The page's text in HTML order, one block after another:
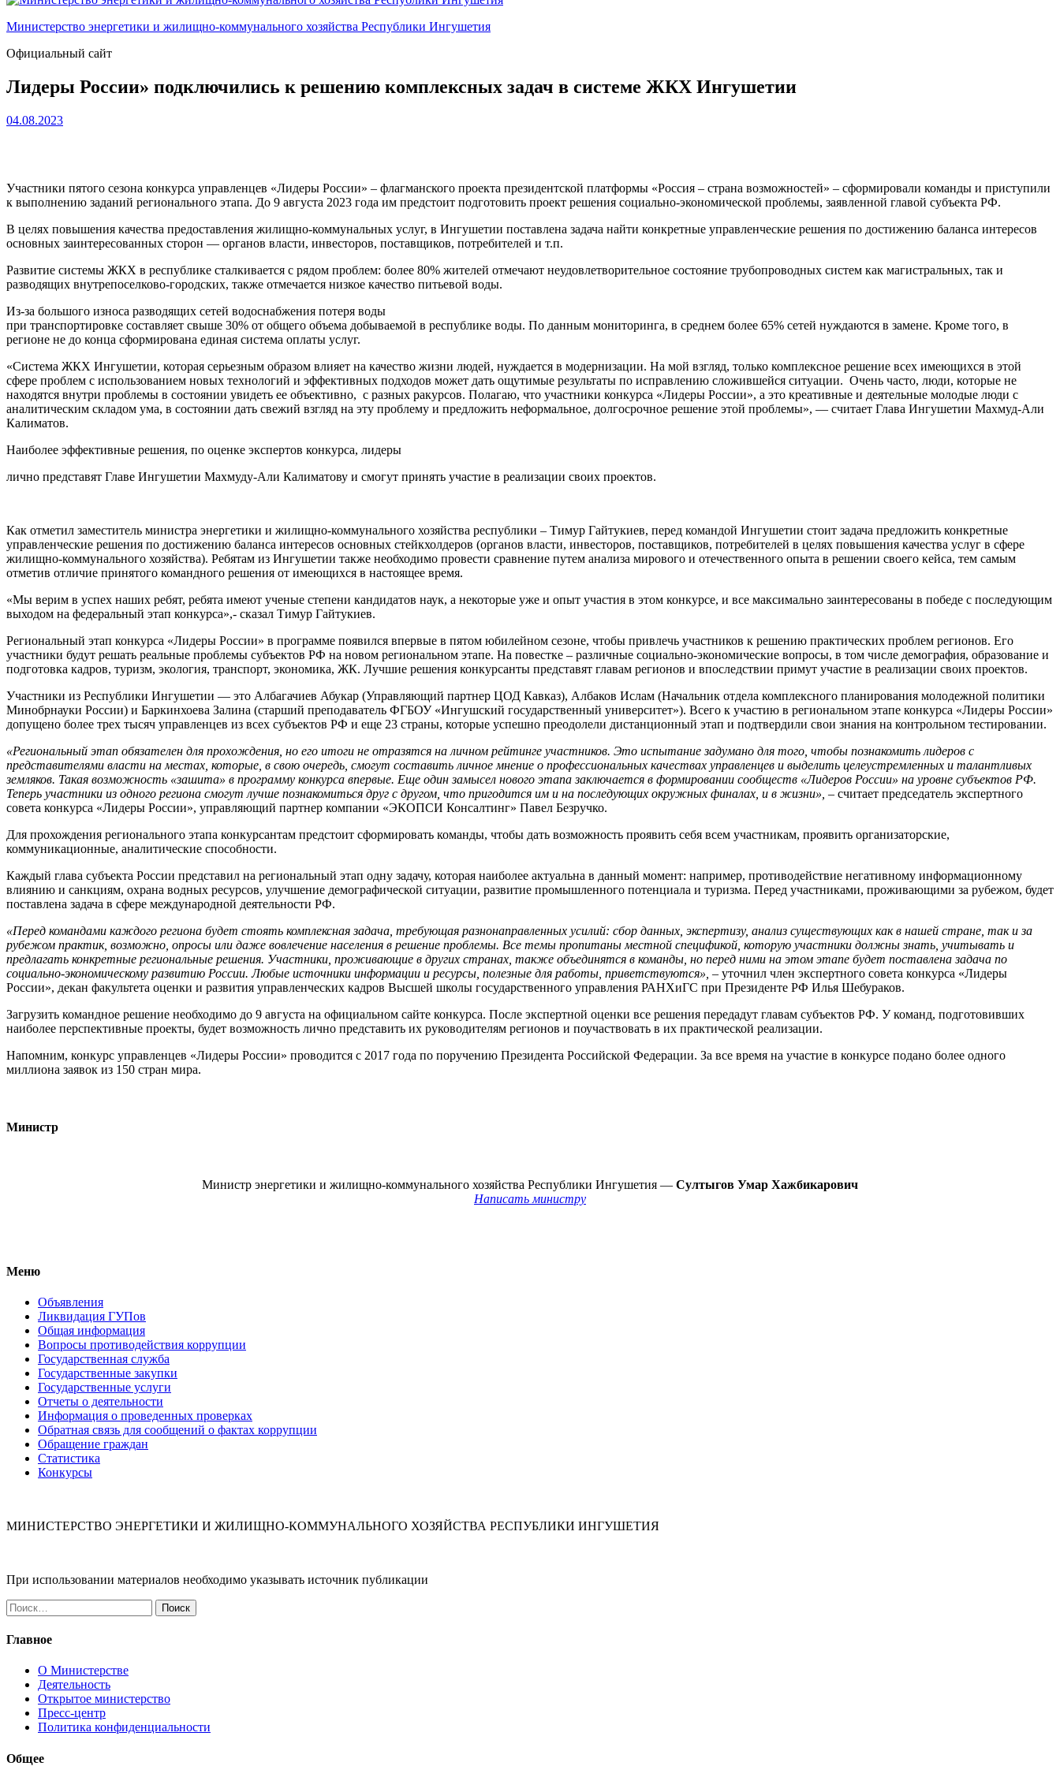
Министерство энергетики и жилищно-коммунального хозяйства Республики Ингушетия
Официальный сайт
Лидеры России» подключились к решению комплексных задач в системе ЖКХ Ингушетии
04.08.2023
Участники пятого сезона конкурса управленцев «Лидеры России» – флагманского проекта президентской платформы «Россия – страна возможностей» – сформировали команды и приступили
к выполнению заданий регионального этапа. До 9 августа 2023 года им предстоит подготовить проект решения социально-экономической проблемы, заявленной главой субъекта РФ.
В целях повышения качества предоставления жилищно-коммунальных услуг, в Ингушетии поставлена задача найти конкретные управленческие решения по достижению баланса интересов
основных заинтересованных сторон — органов власти, инвесторов, поставщиков, потребителей и т.п.
Развитие системы ЖКХ в республике сталкивается с рядом проблем: более 80% жителей отмечают неудовлетворительное состояние трубопроводных систем как магистральных, так и
разводящих внутрепоселково-городских, также отмечается низкое качество питьевой воды.
Из-за большого износа разводящих сетей водоснабжения потеря воды
при транспортировке составляет свыше 30% от общего объема добываемой в республике воды. По данным мониторинга, в среднем более 65% сетей нуждаются в замене. Кроме того, в
регионе не до конца сформирована единая система оплаты услуг.
«Система ЖКХ Ингушетии, которая серьезным образом влияет на качество жизни людей, нуждается в модернизации. На мой взгляд, только комплексное решение всех имеющихся в этой
сфере проблем с использованием новых технологий и эффективных подходов может дать ощутимые результаты по исправлению сложившейся ситуации. Очень часто, люди, которые не
находятся внутри проблемы в состоянии увидеть ее объективно, с разных ракурсов. Полагаю, что участники конкурса «Лидеры России», а это креативные и деятельные молодые люди с
аналитическим складом ума, в состоянии дать свежий взгляд на эту проблему и предложить неформальное, долгосрочное решение этой проблемы», — считает Глава Ингушетии Махмуд-Али
Калиматов.
Наиболее эффективные решения, по оценке экспертов конкурса, лидеры
лично представят Главе Ингушетии Махмуду-Али Калиматову и смогут принять участие в реализации своих проектов.
Как отметил заместитель министра энергетики и жилищно-коммунального хозяйства республики – Тимур Гайтукиев, перед командой Ингушетии стоит задача предложить конкретные
управленческие решения по достижению баланса интересов основных стейкхолдеров (органов власти, инвесторов, поставщиков, потребителей в целях повышения качества услуг в сфере
жилищно-коммунального хозяйства). Ребятам из Ингушетии также необходимо провести сравнение путем анализа мирового и отечественного опыта в решении своего кейса, тем самым
отметив отличие принятого командного решения от имеющихся в настоящее время.
«Мы верим в успех наших ребят, ребята имеют ученые степени кандидатов наук, а некоторые уже и опыт участия в этом конкурсе, и все максимально заинтересованы в победе с последующим
выходом на федеральный этап конкурса»,- сказал Тимур Гайтукиев.
Региональный этап конкурса «Лидеры России» в программе появился впервые в пятом юбилейном сезоне, чтобы привлечь участников к решению практических проблем регионов. Его
участники будут решать реальные проблемы субъектов РФ на новом региональном этапе. На повестке – различные социально-экономические вопросы, в том числе демография, образование и
подготовка кадров, туризм, экология, транспорт, экономика, ЖК. Лучшие решения конкурсанты представят главам регионов и впоследствии примут участие в реализации своих проектов.
Участники из Республики Ингушетии — это Албагачиев Абукар (Управляющий партнер ЦОД Кавказ), Албаков Ислам (Начальник отдела комплексного планирования молодежной политики
Минобрнауки России) и Баркинхоева Залина (старший преподаватель ФГБОУ «Ингушский государственный университет»). Всего к участию в региональном этапе конкурса «Лидеры России»
допущено более трех тысяч управленцев из всех субъектов РФ и еще 23 страны, которые успешно преодолели дистанционный этап и подтвердили свои знания на контрольном тестировании.
«Региональный этап обязателен для прохождения, но его итоги не отразятся на личном рейтинге участников. Это испытание задумано для того, чтобы познакомить лидеров с
представителями власти на местах, которые, в свою очередь, смогут составить личное мнение о профессиональных качествах управленцев и выделить целеустремленных и талантливых
земляков. Такая возможность «зашита» в программу конкурса впервые. Еще один замысел нового этапа заключается в формировании сообществ «Лидеров России» на уровне субъектов РФ.
Теперь участники из одного региона смогут лучше познакомиться друг с другом, что пригодится им и на последующих окружных финалах, и в жизни», – считает председатель экспертного
совета конкурса «Лидеры России», управляющий партнер компании «ЭКОПСИ Консалтинг» Павел Безручко.
Для прохождения регионального этапа конкурсантам предстоит сформировать команды, чтобы дать возможность проявить себя всем участникам, проявить организаторские,
коммуникационные, аналитические способности.
Каждый глава субъекта России представил на региональный этап одну задачу, которая наиболее актуальна в данный момент: например, противодействие негативному информационному
влиянию и санкциям, охрана водных ресурсов, улучшение демографической ситуации, развитие промышленного потенциала и туризма. Перед участниками, проживающими за рубежом, будет
поставлена задача в сфере международной деятельности РФ.
«Перед командами каждого региона будет стоять комплексная задача, требующая разнонаправленных усилий: сбор данных, экспертизу, анализ существующих как в нашей стране, так и за
рубежом практик, возможно, опросы или даже вовлечение населения в решение проблемы. Все темы пропитаны местной спецификой, которую участники должны знать, учитывать и
предлагать конкретные региональные решения. Участники, проживающие в других странах, также объединятся в команды, но перед ними на этом этапе будет поставлена задача по
социально-экономическому развитию России. Любые источники информации и ресурсы, полезные для работы, приветствуются», – уточнил член экспертного совета конкурса «Лидеры
России», декан факультета оценки и развития управленческих кадров Высшей школы государственного управления РАНХиГС при Президенте РФ Илья Шебураков.
Загрузить командное решение необходимо до 9 августа на официальном сайте конкурса. После экспертной оценки все решения передадут главам субъектов РФ. У команд, подготовивших
наиболее перспективные проекты, будет возможность лично представить их руководителям регионов и поучаствовать в их практической реализации.
Напомним, конкурс управленцев «Лидеры России» проводится с 2017 года по поручению Президента Российской Федерации. За все время на участие в конкурсе подано более одного
миллиона заявок из 150 стран мира.
Министр
Министр энергетики и жилищно-коммунального хозяйства Республики Ингушетия — Султыгов Умар Хажбикарович
Написать министру
Меню
Объявления
Ликвидация ГУПов
Общая информация
Вопросы противодействия коррупции
Государственная служба
Государственные закупки
Государственные услуги
Отчеты о деятельности
Информация о проведенных проверках
Обратная связь для сообщений о фактах коррупции
Обращение граждан
Статистика
Конкурсы
МИНИСТЕРСТВО ЭНЕРГЕТИКИ И ЖИЛИЩНО-КОММУНАЛЬНОГО ХОЗЯЙСТВА РЕСПУБЛИКИ ИНГУШЕТИЯ
При использовании материалов необходимо указывать источник публикации
Найти:
Главное
О Министерстве
Деятельность
Открытое министерство
Пресс-центр
Политика конфиденциальности
Общее